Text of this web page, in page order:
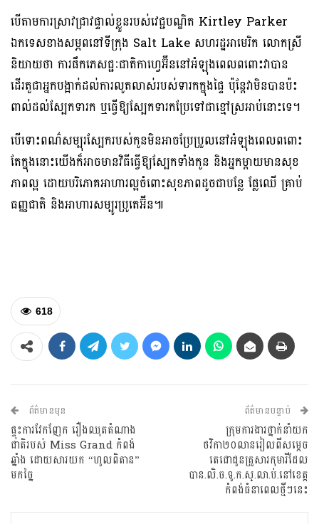
បើតាមការស្រាវជ្រាវផ្ទាល់ខ្លួនរបស់វេជ្ជបណ្ឌិត Kirtley Parker
ឯកទេសខាងសម្ភពនៅទីក្រុង Salt Lake សហរដ្ឋអាមេរិក លោកស្រី
និយាយថា ការផឹកភេសជ្ជៈជាតិកាហ្វេអ៊ីននៅអំឡុងពេលពពោះវាបាន
ដើរតួជាអ្នកបង្អាក់ដល់ការលូតលាស់របស់ទារកក្នុងផ្ទៃ ប៉ុន្តែវាមិនបានប៉ះ
ពាល់ដល់ស្បែកទារក ឬធ្វើឱ្យស្បែកទារកប្រែទៅជាខ្មៅស្រអាប់នោះទេ។
បើទោះពណ៌សម្បុរស្បែករបស់កូនមិនអាចប្រែប្រួលនៅអំឡុងពេលពពោះ
តែក្នុងនោះយើងក៏អាចមានវិធីធ្វើឱ្យស្បែកទាំងកូន និងអ្នកម្តាយមានសុខ
ភាពល្អ ដោយបរិភោគអាហារល្អចំពោះសុខភាពដូចជាបន្លែ ផ្លែឈើ គ្រាប់
ធញ្ញជាតិ និងអាហារសម្បូរប្រូតេអ៊ីន៕
618
ព័ត៌មានមុន
ផ្ទុះការវែកញែក រឿងឈុតតំណាង
ជាតិរបស់ Miss Grand កំពង់
ឆ្នាំង ដោយសារយក “ហូលពិតាន”
មកច្នៃ
ព័ត៌មានបន្ទាប់
ក្រុមការងារថ្នាក់នាំយក
ថវិកា២០លានរៀលពីសម្តេច
តេជោជូនគ្រួសារកុមារីដែល
បាន.លិ.ច.ទូ.ក.ស្.លា.ប់.នៅខេត្ត
កំពង់ធំនាពេលថ្មីៗនេះ